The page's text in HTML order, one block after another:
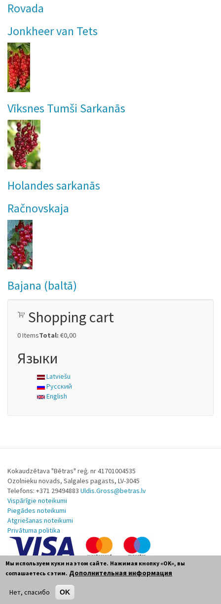
Rovada
Jonkheer van Tets
Vīksnes Tumši Sarkanās
Holandes sarkanās
Račnovskaja
Bajana (baltā)
Shopping cart
0ItemsTotal: €0,00
Языки
Latviešu
Русский
English
Kokaudzētava "Bētras" reģ. nr 41701004535
Ozolnieku novads, Salgales pagasts, LV-3045
Telefons: +371 29494883 Uldis.Gross@betras.lv
Vispārīgie noteikumi
Piegādes noteikumi
Atgriešanas noteikumi
Privātuma politika
Мы используем куки на этом сайте. Нажимая кнопку «OK», вы
соглашаетесь с этим. Дополнительная информация
Нет, спасибо OK